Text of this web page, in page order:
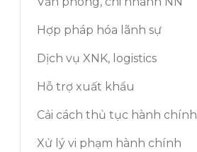
Hợp pháp hóa lãnh sự
Dịch vụ XNK, logistics
Hỗ trợ xuất khẩu
Cải cách thủ tục hành chính
Xử lý vi phạm hành chính